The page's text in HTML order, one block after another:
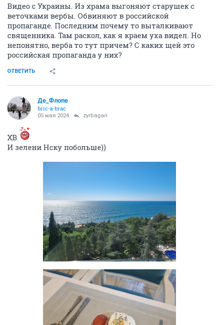
Видео с Украины. Из храма выгоняют старушек с
веточками вербы. Обвиняют в российской
пропаганде. Последним почему то выталкивают
священника. Там раскол, как я краем уха видел. Но
непонятно, верба то тут причем? С каких щей это
российская пропаганда у них?
ОТВЕТИТЬ
Де_Флопе
bric-a-brac
05 мая 2024 zyrbagan
ХВ
И зелени Нску побольше))